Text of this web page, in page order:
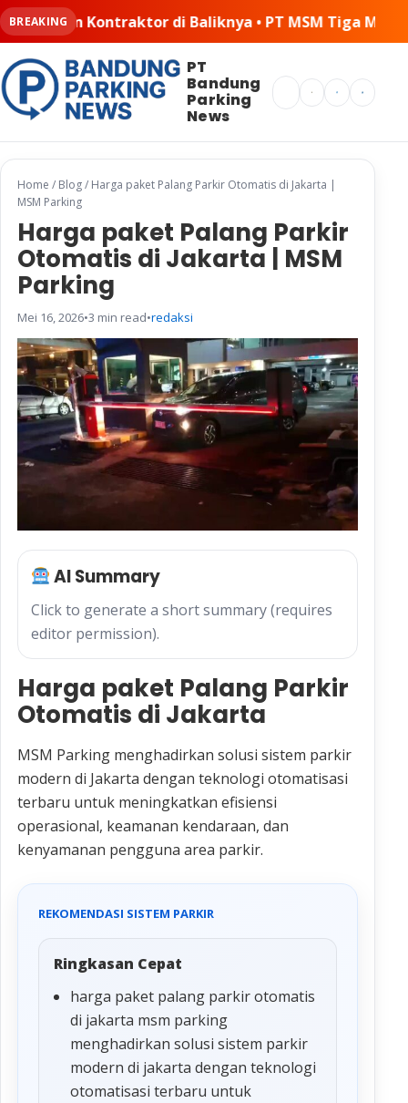
BREAKING
• PT MSM Tiga Matra Satria: Dinamika
PT
Bandung
Parking
News
Search
Home / Blog/ Harga paket Palang Parkir Otomatis di Jakarta |
MSM Parking
Harga paket Palang Parkir
Otomatis di Jakarta | MSM
Parking
Mei 16, 2026•3 min read•redaksi
AI Summary
Click to generate a short summary (requires
editor permission).
Harga paket Palang Parkir
Otomatis di Jakarta
MSM Parking menghadirkan solusi sistem parkir
modern di Jakarta dengan teknologi otomatisasi
terbaru untuk meningkatkan efisiensi
operasional, keamanan kendaraan, dan
kenyamanan pengguna area parkir.
REKOMENDASI SISTEM PARKIR
Ringkasan Cepat
harga paket palang parkir otomatis
di jakarta msm parking
menghadirkan solusi sistem parkir
modern di jakarta dengan teknologi
otomatisasi terbaru untuk